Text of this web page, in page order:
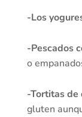
-Los
-Pescados
o
-Tortitas de
gluten